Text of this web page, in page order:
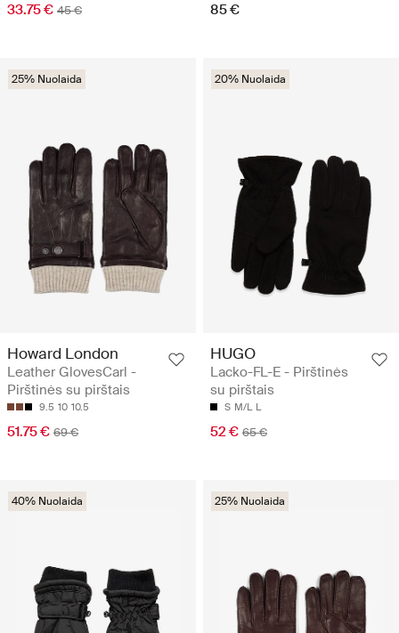
33.75 € 45 € 85 €
25% Nuolaida
Howard London
Leather GlovesCarl -
Pirštinės su pirštais
9.5 10 10.5
51.75 € 69 €
20% Nuolaida
HUGO
Lacko-FL-E - Pirštinės
su pirštais
S M/L L
52 € 65 €
40% Nuolaida 25% Nuolaida